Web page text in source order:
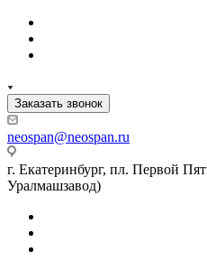
Заказать звонок
neospan@neospan.ru
г. Екатеринбург, пл. Первой
Уралмашзавод)